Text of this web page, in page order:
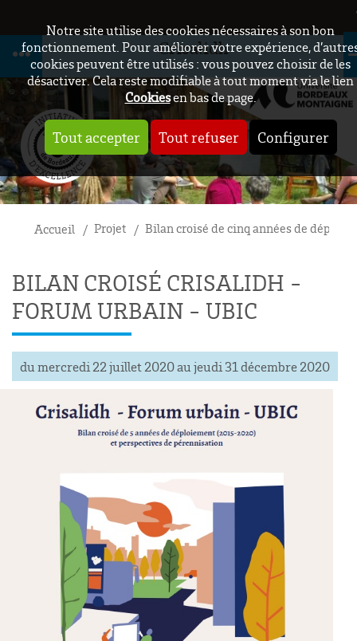
Notre site utilise des cookies nécessaires à son bon
fonctionnement. Pour améliorer votre expérience,
cookies peuvent être utilisés : vous pouvez choisir de les
désactiver. Cela reste modifiable à tout moment via le lien
Cookiesen bas de page.
Tout accepter Tout refuser Configurer
Crisalidh
Accueil Projet Bilan croisé de cinq années de
BILAN CROISÉ CRISALIDH -
FORUM URBAIN - UBIC
du mercredi 22 juillet 2020 au jeudi 31 décembre 2020